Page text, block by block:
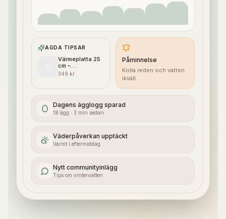
AGDA TIPSAR
Värmeplatta 25
cm –
vattenautomat
349 kr
Påminnelse
Kolla reden och vatten
ikväll.
Dagens ägglogg sparad
18 ägg · 3 min sedan
Väderpåverkan upptäckt
Varmt i eftermiddag
Nytt communityinlägg
Tips om vintervatten